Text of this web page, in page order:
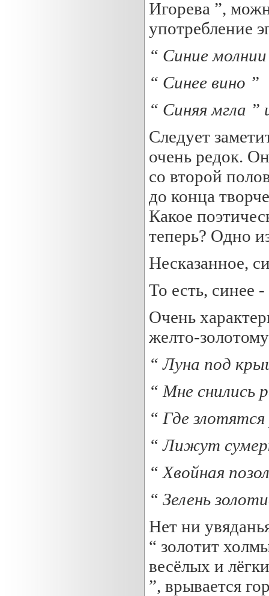
Игорева ”,
употребление
“ Синие
“ Синее вино ”
“ Синяя мгла ”
Следует
очень редок.
со второй
до конца
Какое
теперь? Одно
Несказанное,
То есть, синее
Очень
желто-
“ Луна под
“ Мне снились
“ Гдезлотятся
“ Лижут
“ Хвойная
“ Зелень
Нет ни
“ золотит
весёлых и
”, врывается